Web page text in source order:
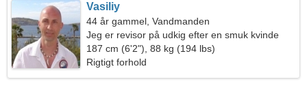
Vasiliy
44 år gammel, Vandmanden
Jeg er revisor på udkig efter en smuk kvinde
187 cm (6'2"), 88 kg (194 lbs)
Rigtigt forhold